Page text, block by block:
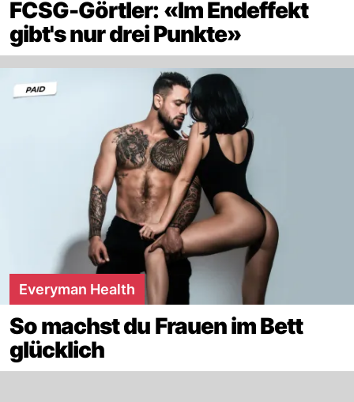
FCSG-Görtler: «Im Endeffekt
gibt's nur drei Punkte»
Everyman Health
So machst du Frauen im Bett
glücklich